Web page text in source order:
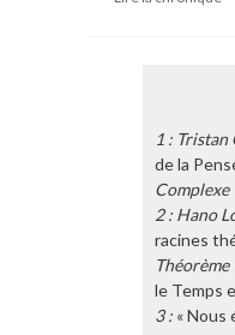
1 : Tristan
de la
Complexe
2 : Hano
racines
Théorème
le Temps
3 : « Nous